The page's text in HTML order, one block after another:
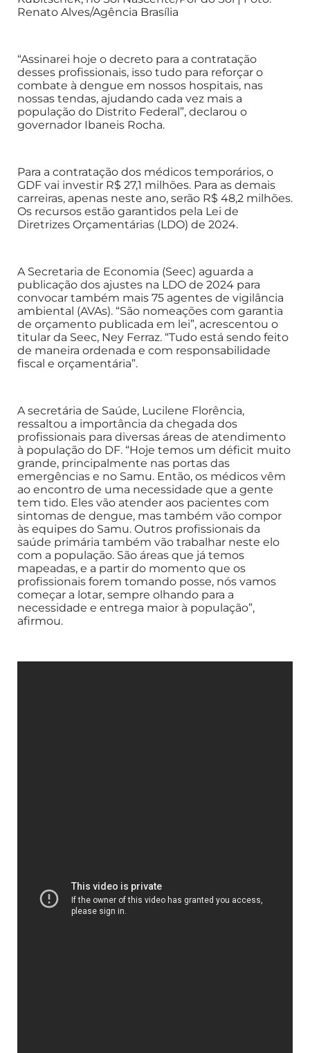
Renato Alves/Agência Brasília
“Assinarei hoje o decreto para a contratação
desses profissionais, isso tudo para reforçar o
combate à dengue em nossos hospitais, nas
nossas tendas, ajudando cada vez mais a
população do Distrito Federal”, declarou o
governador Ibaneis Rocha.
Para a contratação dos médicos temporários, o
GDF vai investir R$ 27,1 milhões. Para as demais
carreiras, apenas neste ano, serão R$ 48,2 milhões.
Os recursos estão garantidos pela Lei de
Diretrizes Orçamentárias (LDO) de 2024.
A Secretaria de Economia (Seec) aguarda a
publicação dos ajustes na LDO de 2024 para
convocar também mais 75 agentes de vigilância
ambiental (AVAs). “São nomeações com garantia
de orçamento publicada em lei”, acrescentou o
titular da Seec, Ney Ferraz. “Tudo está sendo feito
de maneira ordenada e com responsabilidade
fiscal e orçamentária”.
A secretária de Saúde, Lucilene Florência,
ressaltou a importância da chegada dos
profissionais para diversas áreas de atendimento
à população do DF. “Hoje temos um déficit muito
grande, principalmente nas portas das
emergências e no Samu. Então, os médicos vêm
ao encontro de uma necessidade que a gente
tem tido. Eles vão atender aos pacientes com
sintomas de dengue, mas também vão compor
às equipes do Samu. Outros profissionais da
saúde primária também vão trabalhar neste elo
com a população. São áreas que já temos
mapeadas, e a partir do momento que os
profissionais forem tomando posse, nós vamos
começar a lotar, sempre olhando para a
necessidade e entrega maior à população”,
afirmou.